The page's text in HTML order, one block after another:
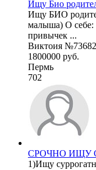
Ищу Био
Ищу БИО
малыша) О себе:
привычек ...
Виктоия №73682
1800000 руб.
Пермь
702
СРОЧНО ИЩУ
1)Ищу